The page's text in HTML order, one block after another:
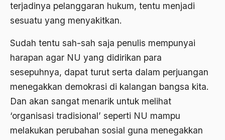
terjadinya pelanggaran hukum, tentu menjadi
sesuatu yang menyakitkan.
Sudah tentu sah-sah saja penulis mempunyai
harapan agar NU yang didirikan para
sesepuhnya, dapat turut serta dalam perjuangan
menegakkan demokrasi di kalangan bangsa kita.
Dan akan sangat menarik untuk melihat
‘organisasi tradisional’ seperti NU mampu
melakukan perubahan sosial guna menegakkan
ahli fikih
Ahli Ilmu Agama
Ahli waris
ahlul sunnah wal jamaah
Ahlussunnah
Ahlussunnah Wal jamaah
Ahmad Benbella